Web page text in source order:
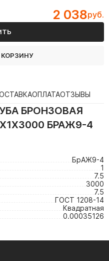
2 038руб.
ОПЛАТАОТЗЫВЫ
БРОНЗОВАЯ
БРАЖ9-4
БрАЖ9-4
1
7.5
3000
7.5
ГОСТ 1208-14
Квадратная
0.00035126